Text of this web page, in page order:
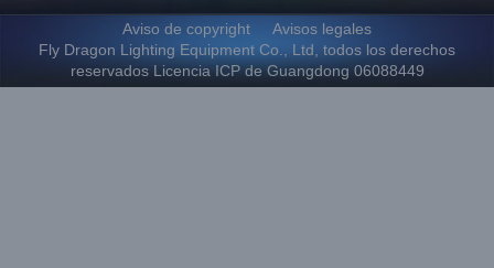
Aviso de copyright
Avisos legales
Fly Dragon Lighting Equipment Co., Ltd, todos los derechos
reservados Licencia ICP de Guangdong 06088449